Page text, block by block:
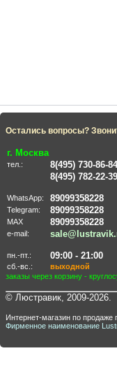
Остались вопросы?
г. Москва
тел.:
8(495) 730-86-84
8(495) 782-22-39
WhatsApp: 89099358228
Telegram: 89099358228
MAX 89099358228
e-mail:
пн.-пт.: 09:00 - 21:00
сб.-вс.:
выходной
заказы через корзину -
© Люстравик, 2009-2026.
Интернет-магазин по
Фирменное наименование